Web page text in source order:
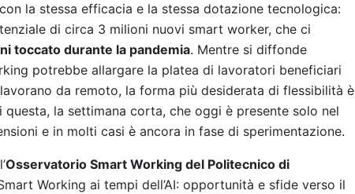
la stessa efficacia e la stessa dotazione tecnologica:
di circa 3 milioni nuovi smart worker, che ci
toccato durante la pandemia. Mentre si diffonde
potrebbe allargare la platea di lavoratori beneficiari
da remoto, la forma più desiderata di flessibilità è
la settimana corta, che oggi è presente solo nel
e in molti casi è ancora in fase di sperimentazione.
Osservatorio Smart Working del Politecnico di
Working ai tempi dell’AI: opportunità e sfide verso il